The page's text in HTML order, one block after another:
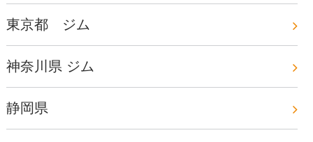
東京都 ジム
神奈川県 ジム
静岡県